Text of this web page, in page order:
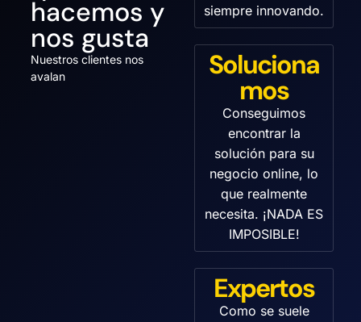
hacemos y
nos gusta
Nuestros clientes nos
avalan
siempre innovando.
Soluciona
mos
Conseguimos
encontrar la
solución para su
negocio online, lo
que realmente
necesita. ¡NADA ES
IMPOSIBLE!
Expertos
Como se suele